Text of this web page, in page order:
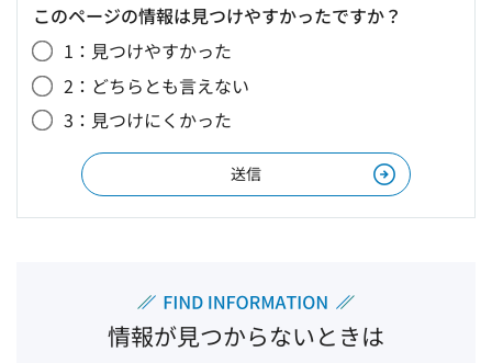
このページの情報は見つけやすかったですか？
1：見つけやすかった
2：どちらとも言えない
3：見つけにくかった
情報が見つからないときは